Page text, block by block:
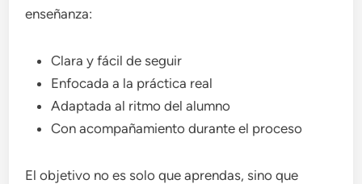
enseñanza:
Clara y fácil de seguir
Enfocada a la práctica real
Adaptada al ritmo del alumno
Con acompañamiento durante el proceso
El objetivo no es solo que aprendas, sino que